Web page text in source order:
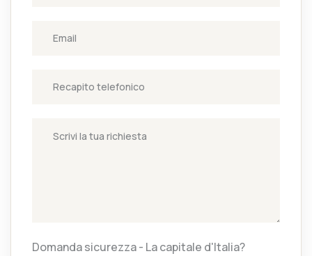
Domanda sicurezza - La capitale d'Italia?